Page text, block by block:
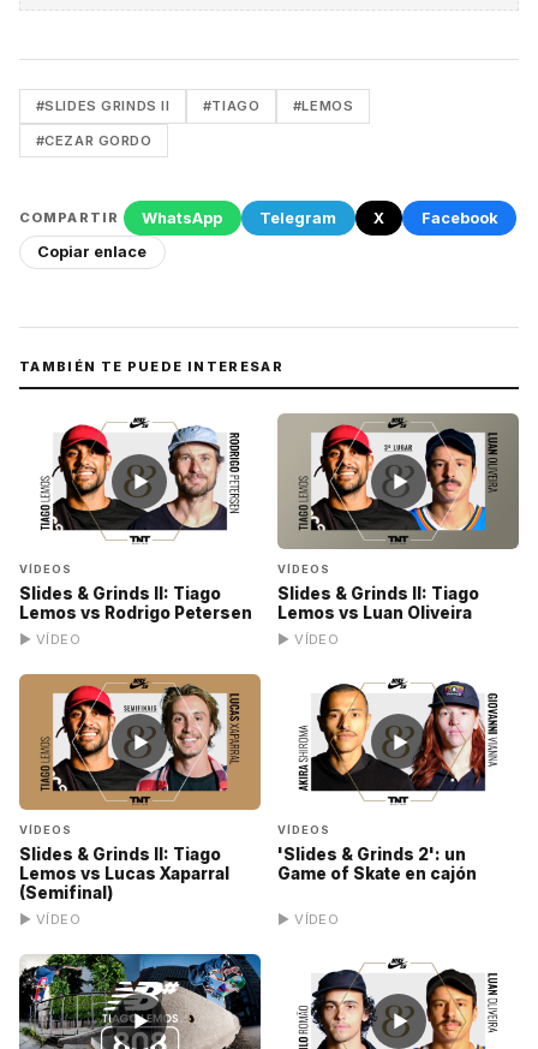
#SLIDES GRINDS II #TIAGO #LEMOS
#CEZAR GORDO
COMPARTIR WhatsApp Telegram X
Facebook
Copiar enlace
TAMBIÉN TE PUEDE INTERESAR
▶
VÍDEOS
Slides & Grinds II: Tiago
Lemos vs Rodrigo Petersen
▶ VÍDEO
▶
VÍDEOS
Slides & Grinds II: Tiago
Lemos vs Luan Oliveira
▶ VÍDEO
▶
VÍDEOS
Slides & Grinds II: Tiago
Lemos vs Lucas Xaparral
(Semifinal)
▶ VÍDEO
▶
VÍDEOS
'Slides & Grinds 2': un
Game of Skate en cajón
▶ VÍDEO
▶ ▶